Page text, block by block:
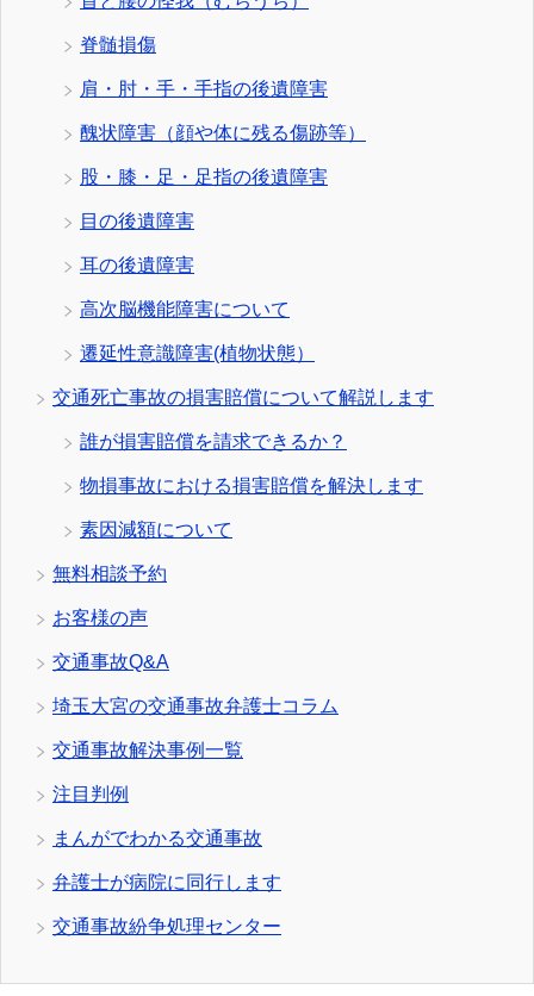
脊髄損傷
肩・肘・手・手指の後遺障害
醜状障害（顔や体に残る傷跡等）
股・膝・足・足指の後遺障害
目の後遺障害
耳の後遺障害
高次脳機能障害について
遷延性意識障害(植物状態）
交通死亡事故の損害賠償について解説します
誰が損害賠償を請求できるか？
物損事故における損害賠償を解決します
素因減額について
無料相談予約
お客様の声
交通事故Q&A
埼玉大宮の交通事故弁護士コラム
交通事故解決事例一覧
注目判例
まんがでわかる交通事故
弁護士が病院に同行します
交通事故紛争処理センター